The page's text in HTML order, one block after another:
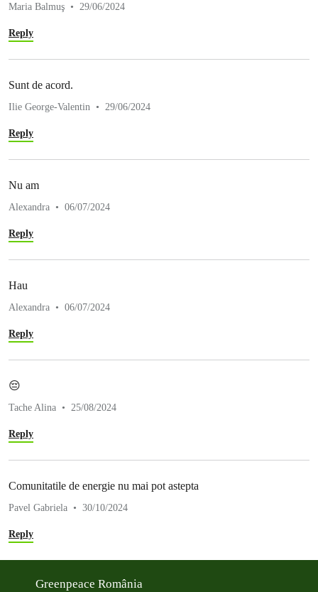
Maria Balmuş 29/06/2024
Reply
Sunt de acord.
Ilie George-Valentin 29/06/2024
Reply
Nu am
Alexandra 06/07/2024
Reply
Hau
Alexandra 06/07/2024
Reply
😔
Tache Alina 25/08/2024
Reply
Comunitatile de energie nu mai pot astepta
Pavel Gabriela 30/10/2024
Reply
Greenpeace România